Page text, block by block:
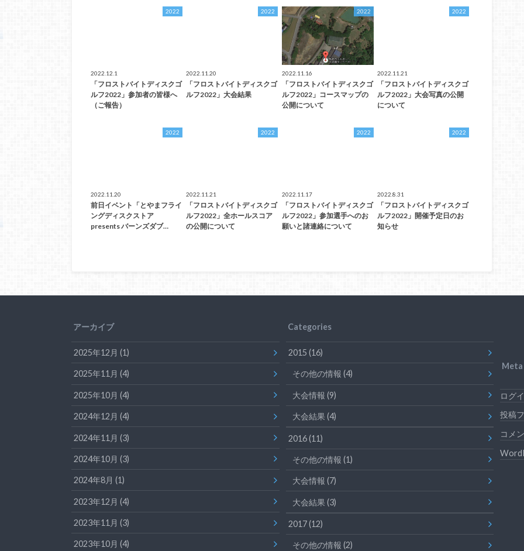
2022
2022.12.1
「フロストバイトディスクゴ
ルフ2022」参加者の皆様へ
（ご報告）
2022
2022.11.20
「フロストバイトディスクゴ
ルフ2022」大会結果
2022
2022.11.16
「フロストバイトディスクゴ
ルフ2022」コースマップの
公開について
2022
2022.11.21
「フロストバイトディスクゴ
ルフ2022」大会写真の公開
について
2022
2022.11.20
前日イベント「とやまフライ
ングディスクストア
presents バーンズダブ…
2022
2022.11.21
「フロストバイトディスクゴ
ルフ2022」全ホールスコア
の公開について
2022
2022.11.17
「フロストバイトディスクゴ
ルフ2022」参加選手へのお
願いと諸連絡について
2022
2022.8.31
「フロストバイトディスクゴ
ルフ2022」開催予定日のお
知らせ
アーカイブ
2025年12月 (1)
2025年11月 (4)
2025年10月 (4)
2024年12月 (4)
2024年11月 (3)
2024年10月 (3)
2024年8月 (1)
2023年12月 (4)
2023年11月 (3)
2023年10月 (4)
Categories
2015 (16)
その他の情報(4)
大会情報(9)
大会結果(4)
2016(11)
その他の情報(1)
大会情報(7)
大会結果(3)
2017(12)
その他の情報(2)
Meta
ログ
投稿
コメ